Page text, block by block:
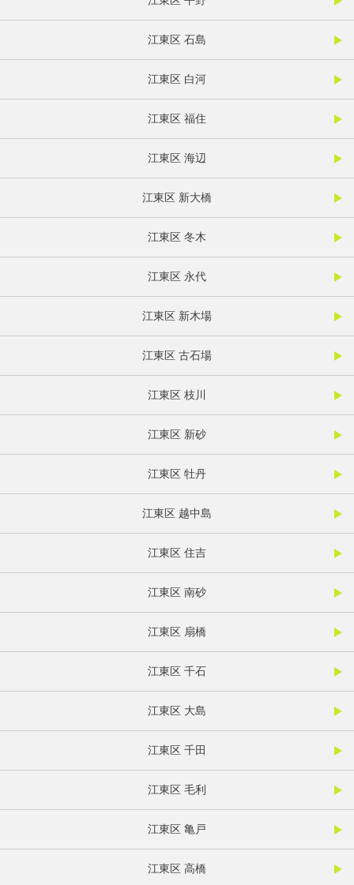
江東区 石島
江東区 白河
江東区 福住
江東区 海辺
江東区 新大橋
江東区 冬木
江東区 永代
江東区 新木場
江東区 古石場
江東区 枝川
江東区 新砂
江東区 牡丹
江東区 越中島
江東区 住吉
江東区 南砂
江東区 扇橋
江東区 千石
江東区 大島
江東区 千田
江東区 毛利
江東区 亀戸
江東区 高橋